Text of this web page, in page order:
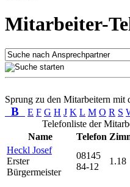
Mitarbeiter-
Sprung zu den Mitarbeitern mit
B E F G H J K L M O R S
Telefonliste der
Name
Telefon
Heckl Josef
Erster
Bürgermeister
08145
84-12
1.18